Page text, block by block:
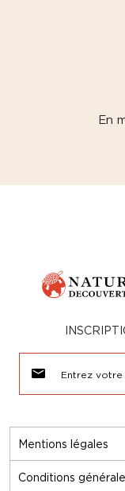
En
Mentions légales
Conditions